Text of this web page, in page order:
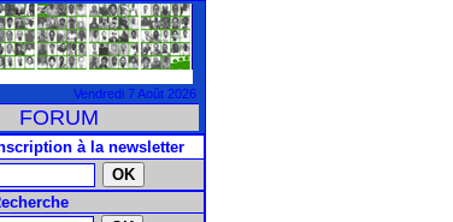
Vendredi 7 Août 2026
FORUM
à la newsletter